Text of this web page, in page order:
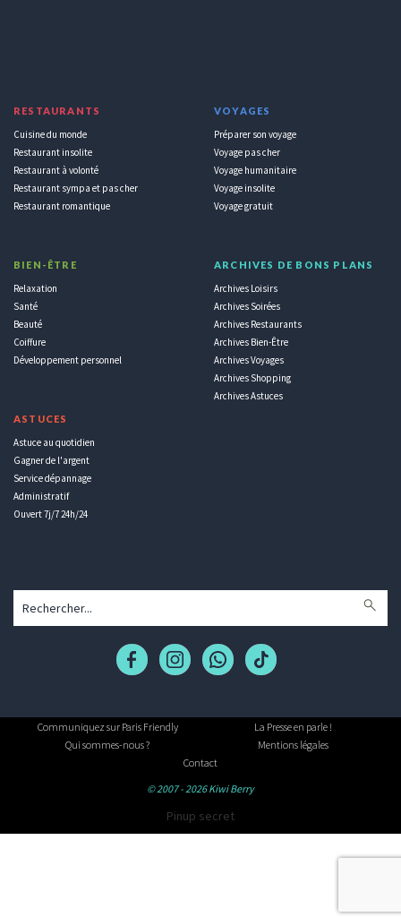
RESTAURANTS
Cuisine du monde
Restaurant insolite
Restaurant à volonté
Restaurant sympa et pas cher
Restaurant romantique
BIEN-ÊTRE
Relaxation
Santé
Beauté
Coiffure
Développement personnel
ASTUCES
Astuce au quotidien
Gagner de l'argent
Service dépannage
Administratif
Ouvert 7j/7 24h/24
VOYAGES
Préparer son voyage
Voyage pas cher
Voyage humanitaire
Voyage insolite
Voyage gratuit
ARCHIVES DE BONS PLANS
Archives Loisirs
Archives Soirées
Archives Restaurants
Archives Bien-Être
Archives Voyages
Archives Shopping
Archives Astuces
Communiquez sur Paris Friendly
La Presse en parle !
Qui sommes-nous ?
Mentions légales
Contact
© 2007 - 2026 Kiwi Berry
Pinup secret